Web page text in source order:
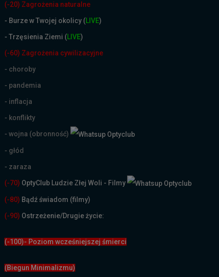
(-20) Zagrożenia naturalne
- Burze w Twojej okolicy (LIVE)
- Trzęsienia Ziemi (LIVE)
(-60) Zagrożenia cywilizacyjne
- choroby
- pandemia
- inflacja
- konflikty
- wojna (obronność)
- głód
- zaraza
(-70) OptyClub Ludzie Złej Woli - Filmy
(-80) Bądź świadom (filmy)
(-90) Ostrzeżenie/Drugie życie:
(-100)- Poziom wcześniejszej śmierci
(Biegun Minimalizmu)